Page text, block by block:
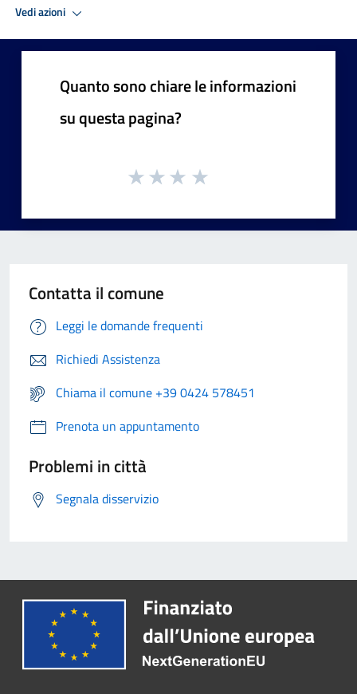
Vedi azioni
Quanto sono chiare le informazioni
su questa pagina?
Contatta il comune
Leggi le domande frequenti
Richiedi Assistenza
Chiama il comune +39 0424 578451
Prenota un appuntamento
Problemi in città
Segnala disservizio